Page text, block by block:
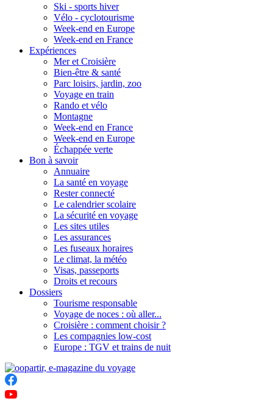
Ski - sports hiver
Vélo - cyclotourisme
Week-end en Europe
Week-end en France
Expériences
Mer et Croisière
Bien-être & santé
Parc loisirs, jardin, zoo
Voyage en train
Rando et vélo
Montagne
Week-end en France
Week-end en Europe
Échappée verte
Bon à savoir
Annuaire
La santé en voyage
Rester connecté
Le calendrier scolaire
La sécurité en voyage
Les sites utiles
Les assurances
Les fuseaux horaires
Le climat, la météo
Visas, passeports
Droits et recours
Dossiers
Tourisme responsable
Voyage de noces : où aller...
Croisière : comment choisir ?
Les compagnies low-cost
Europe : TGV et trains de nuit